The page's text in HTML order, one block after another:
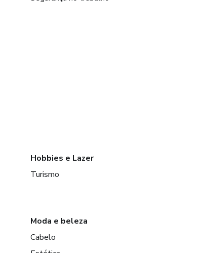
Hobbies e Lazer
Turismo
Moda e beleza
Cabelo